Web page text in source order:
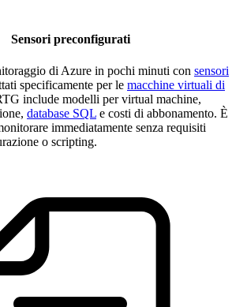
Sensori preconfigurati
di Azure in pochi minuti con sensori
specificamente per le macchine virtuali di
include modelli per virtual machine,
database SQL e costi di abbonamento. È
immediatamente senza requisiti
o scripting.